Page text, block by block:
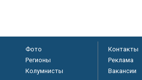
Фото
Регионы
Колумнисты
Контакты
Реклама
Вакансии